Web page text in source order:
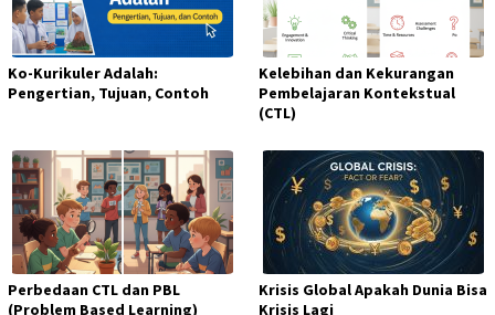
Ko-Kurikuler Adalah:
Pengertian, Tujuan, Contoh
Kelebihan dan Kekurangan
Pembelajaran Kontekstual
(CTL)
Perbedaan CTL dan PBL
(Problem Based Learning)
Krisis Global Apakah Dunia Bisa
Krisis Lagi